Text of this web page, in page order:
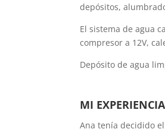
depósitos,
El sistema de agua
compresor a 12V,
Depósito de agua
MI EXPERIENCIA
Ana tenía decidido